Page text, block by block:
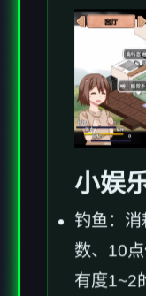
小娱
钓鱼：
数、10
有度1~2